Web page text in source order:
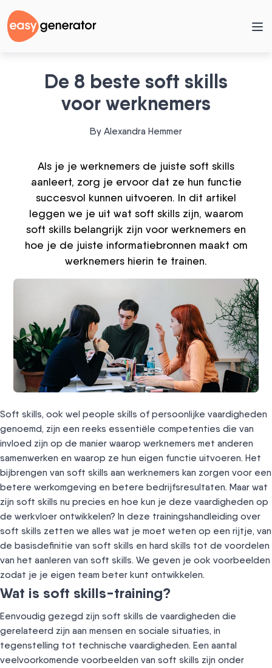
De 8 beste soft skills
voor werknemers
By Alexandra Hemmer
Als je je werknemers de juiste soft skills
aanleert, zorg je ervoor dat ze hun functie
succesvol kunnen uitvoeren. In dit artikel
leggen we je uit wat soft skills zijn, waarom
soft skills belangrijk zijn voor werknemers en
hoe je de juiste informatiebronnen maakt om
werknemers hierin te trainen.
Soft skills, ook wel people skills of persoonlijke vaardigheden
genoemd, zijn een reeks essentiële competenties die van
invloed zijn op de manier waarop werknemers met anderen
samenwerken en waarop ze hun eigen functie uitvoeren. Het
bijbrengen van soft skills aan werknemers kan zorgen voor een
betere werkomgeving en betere bedrijfsresultaten. Maar wat
zijn soft skills nu precies en hoe kun je deze vaardigheden op
de werkvloer ontwikkelen? In deze trainingshandleiding over
soft skills zetten we alles wat je moet weten op een rijtje, van
de basisdefinitie van soft skills en hard skills tot de voordelen
van het aanleren van soft skills. We geven je ook voorbeelden
zodat je je eigen team beter kunt ontwikkelen.
Wat is soft skills-training?
Eenvoudig gezegd zijn soft skills de vaardigheden die
gerelateerd zijn aan mensen en sociale situaties, in
tegenstelling tot technische vaardigheden. Een aantal
veelvoorkomende voorbeelden van soft skills zijn onder